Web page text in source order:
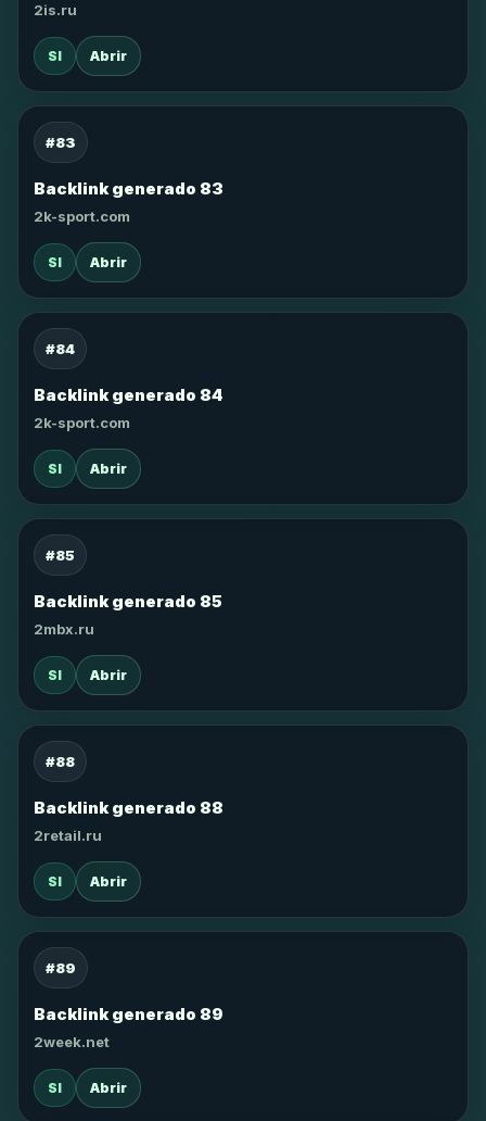
2is.ru
SI Abrir
#83
Backlink generado 83
2k-sport.com
SI Abrir
#84
Backlink generado 84
2k-sport.com
SI Abrir
#85
Backlink generado 85
2mbx.ru
SI Abrir
#88
Backlink generado 88
2retail.ru
SI Abrir
#89
Backlink generado 89
2week.net
SI Abrir